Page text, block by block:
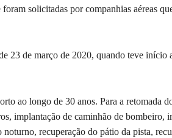
solicitadas por companhias aéreas
23 de março de 2020, quando teve início
ao longo de 30 anos. Para a retomada
implantação de caminhão de bombeiro,
recuperação do pátio da pista,